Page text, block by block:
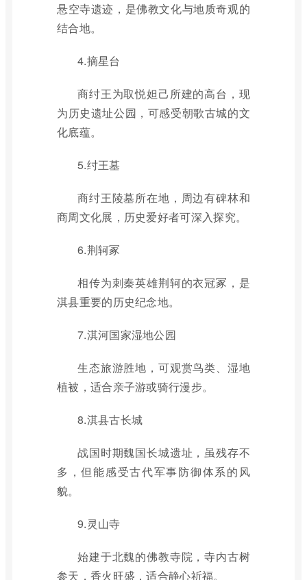
悬空寺遗迹，是佛教文化与地质奇观的
结合地。
4.摘星台
商纣王为取悦妲己所建的高台，现
为历史遗址公园，可感受朝歌古城的文
化底蕴。
5.纣王墓
商纣王陵墓所在地，周边有碑林和
商周文化展，历史爱好者可深入探究。
6.荆轲冢
相传为刺秦英雄荆轲的衣冠冢，是
淇县重要的历史纪念地。
7.淇河国家湿地公园
生态旅游胜地，可观赏鸟类、湿地
植被，适合亲子游或骑行漫步。
8.淇县古长城
战国时期魏国长城遗址，虽残存不
多，但能感受古代军事防御体系的风
貌。
9.灵山寺
始建于北魏的佛教寺院，寺内古树
参天，香火旺盛，适合静心祈福。